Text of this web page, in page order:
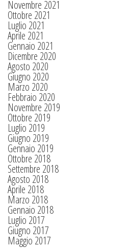
Novembre 2021
Ottobre 2021
Luglio 2021
Aprile 2021
Gennaio 2021
Dicembre 2020
Agosto 2020
Giugno 2020
Marzo 2020
Febbraio 2020
Novembre 2019
Ottobre 2019
Luglio 2019
Giugno 2019
Gennaio 2019
Ottobre 2018
Settembre 2018
Agosto 2018
Aprile 2018
Marzo 2018
Gennaio 2018
Luglio 2017
Giugno 2017
Maggio 2017